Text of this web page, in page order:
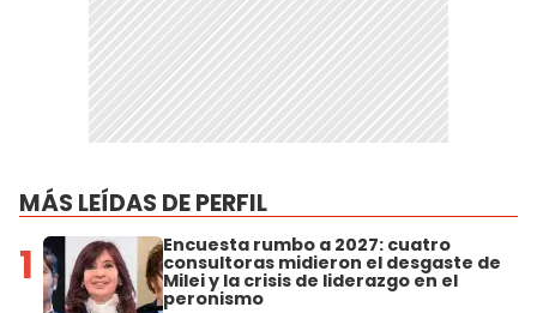
MÁS LEÍDAS DE PERFIL
1 Encuesta rumbo a 2027: cuatro
consultoras midieron el desgaste de
Milei y la crisis de liderazgo en el
peronismo